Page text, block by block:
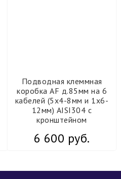
Подводная клеммная
коробка AF д.85мм на 6
кабелей (5х4-8мм и 1х6-
12мм) AISI304 с
кронштейном
6 600 руб.